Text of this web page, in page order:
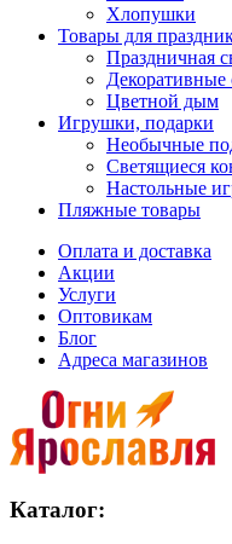
Хлопушки
Товары для
Праздничная
Декоративные
Цветной дым
Игрушки, подарки
Необычные
Светящиеся
Настольные
Пляжные товары
Оплата и доставка
Акции
Услуги
Оптовикам
Блог
Адреса магазинов
Каталог: